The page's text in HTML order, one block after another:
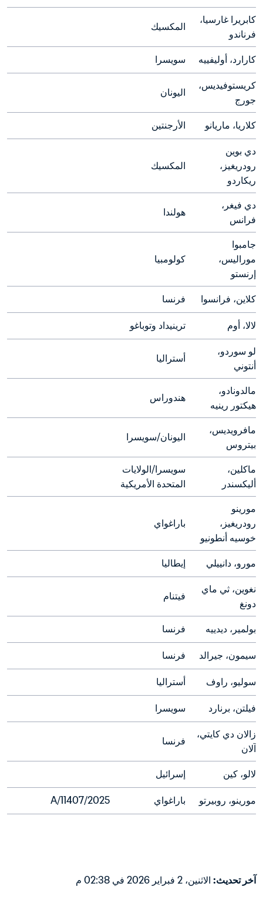
فرناندو
المكسيك
كارارد، أوليفييه سويسرا
جورج
اليونان
كلاريا، ماريانو الأرجنتين
ريكاردو
المكسيك
فرانس
هولندا
إرنستو
كولومبيا
كلاين، فرانسوا فرنسا
لالا، أوم ترينيداد وتوباغو
أنتوني
أستراليا
هيكتور رينيه
هندوراس
بيتروس
اليونان/سويسرا
أليكسندر
المتحدة الأمريكية
خوسيه أنطونيو
باراغواي
مورو، دانييلي إيطاليا
دونغ
فيتنام
بولمير، ديدييه فرنسا
سيمون، جيرالد فرنسا
سوليو، راوف أستراليا
فيلتن، برنارد سويسرا
آلان
فرنسا
لالو، كين إسرائيل
مورينو، روبيرتو باراغواي 2025/A/11407
آخر تحديث: الاثنين، 2 فبراير 2026 في 02:38 م